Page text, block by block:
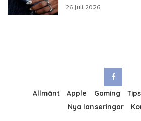
26 juli 2026
Allmänt Apple Gaming Tips
Nya lanseringar